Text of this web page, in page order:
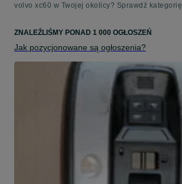
ZNALEŹLIŚMY PONAD 1 000 OGŁOSZEŃ
Jak pozycjonowane są ogłoszenia?